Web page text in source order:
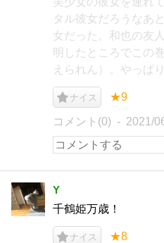
タル彼女だろうなあ
女だった。和也の友
明したところでこの
えられん）。やっぱ
ナイス ★9
コメント(0) 2021/
Y
千鶴姫万歳！
ナイス ★8